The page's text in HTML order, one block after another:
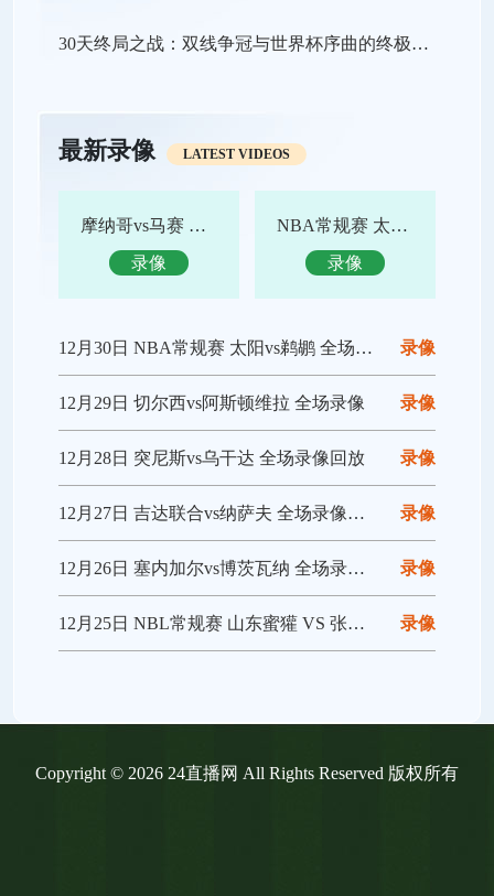
30天终局之战：双线争冠与世界杯序曲的终极狂飙
最新录像 LATEST VIDEOS
摩纳哥vs马赛 全场录像回放
录像
NBA常规赛 太阳vs鹈鹕 全场集锦
录像
录像
12月30日 NBA常规赛 太阳vs鹈鹕 全场录像回放
录像
12月29日 切尔西vs阿斯顿维拉 全场录像
录像
12月28日 突尼斯vs乌干达 全场录像回放
录像
12月27日 吉达联合vs纳萨夫 全场录像回放
录像
12月26日 塞内加尔vs博茨瓦纳 全场录像回放
录像
12月25日 NBL常规赛 山东蜜獾 VS 张家口体文旅 全场录像
Copyright © 2026 24直播网 All Rights Reserved 版权所有